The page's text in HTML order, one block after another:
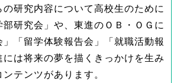
研究内容について高校生のために
研究会」や、東進のＯＢ・ＯＧに
」「留学体験報告会」「就職活動報
は将来の夢を描くきっかけを生み
テンツがあります。